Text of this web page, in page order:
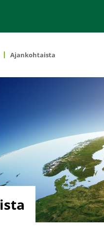
Ajankohtaista